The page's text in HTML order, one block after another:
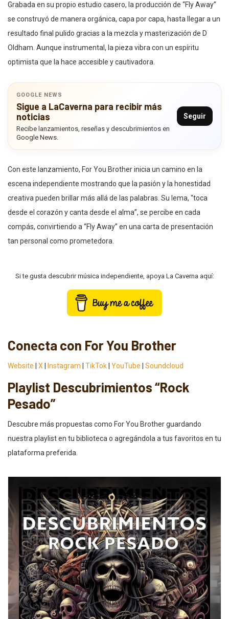
Grabada en su propio estudio casero, la producción de “Fly Away”
se construyó de manera orgánica, capa por capa, hasta llegar a un
resultado final pulido gracias a la mezcla y masterización de D
Oldham. Aunque instrumental, la pieza vibra con un espíritu
optimista que la hace accesible y cautivadora.
GOOGLE NEWS
Sigue a LaCaverna para recibir más
noticias
Recibe lanzamientos, reseñas y descubrimientos en
Google News.
Seguir
Con este lanzamiento, For You Brother inicia un camino en la
escena independiente mostrando que la pasión y la honestidad
creativa pueden brillar más allá de las palabras. Su lema, “toca
desde el corazón y canta desde el alma”, se percibe en cada
compás, convirtiendo a “Fly Away” en una carta de presentación
tan personal como prometedora.
Si te gusta descubrir música independiente, apoya La Caverna aquí:
Conecta con For You Brother
Website X Instagram TikTok YouTube Soundcloud
Playlist Descubrimientos “Rock
Pesado”
Descubre más propuestas como For You Brother guardando
nuestra playlist en tu biblioteca o agregándola a tus favoritos en tu
plataforma preferida.